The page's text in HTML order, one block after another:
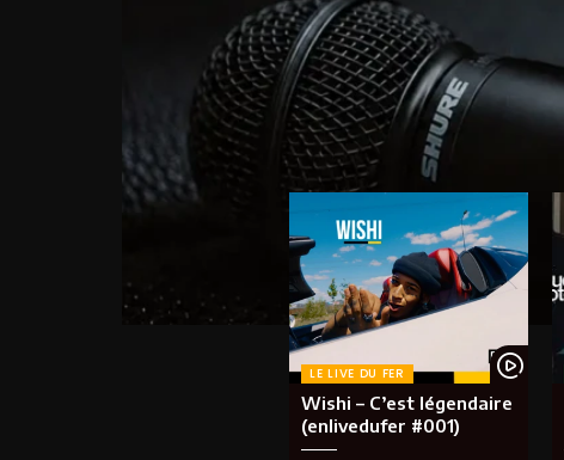
LE LIVE DU FER
Wishi – C’est légendaire
(enlivedufer #001)